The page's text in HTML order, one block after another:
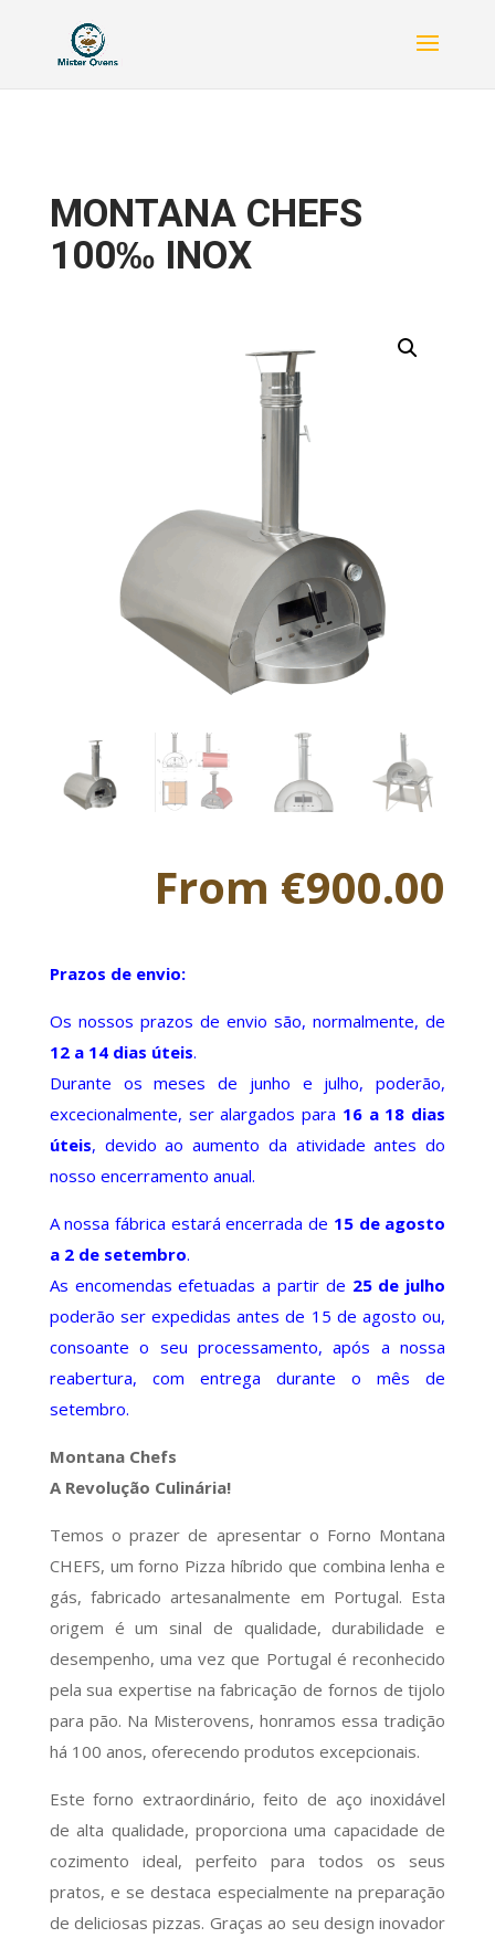
MONTANA CHEFS
100‰ INOX
From €900.00
Prazos de envio:
Os nossos prazos de envio são, normalmente, de
12 a 14 dias úteis.
Durante os meses de junho e julho, poderão,
excecionalmente, ser alargados para 16 a 18 dias
úteis, devido ao aumento da atividade antes do
nosso encerramento anual.
A nossa fábrica estará encerrada de 15 de agosto
a 2 de setembro.
As encomendas efetuadas a partir de 25 de julho
poderão ser expedidas antes de 15 de agosto ou,
consoante o seu processamento, após a nossa
reabertura, com entrega durante o mês de
setembro.
Montana Chefs
A Revolução Culinária!
Temos o prazer de apresentar o Forno Montana
CHEFS, um forno Pizza híbrido que combina lenha e
gás, fabricado artesanalmente em Portugal. Esta
origem é um sinal de qualidade, durabilidade e
desempenho, uma vez que Portugal é reconhecido
pela sua expertise na fabricação de fornos de tijolo
para pão. Na Misterovens, honramos essa tradição
há 100 anos, oferecendo produtos excepcionais.
Este forno extraordinário, feito de aço inoxidável
de alta qualidade, proporciona uma capacidade de
cozimento ideal, perfeito para todos os seus
pratos, e se destaca especialmente na preparação
de deliciosas pizzas. Graças ao seu design inovador